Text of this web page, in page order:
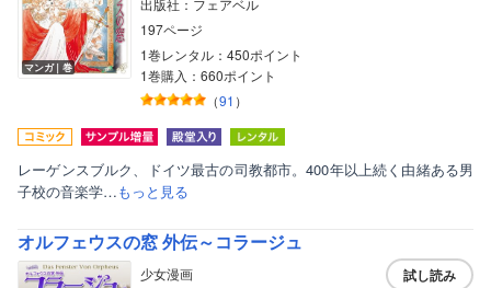
マンガ｜巻
出版社：フェアベル
197ページ
1巻レンタル：450ポイント
1巻購入：660ポイント
（91 ）
レーゲンスブルク、ドイツ最古の司教都市。400年以上続く由緒ある男
子校の音楽学…もっと見る
オルフェウスの窓 外伝～コラージュ
少女漫画
試し読み